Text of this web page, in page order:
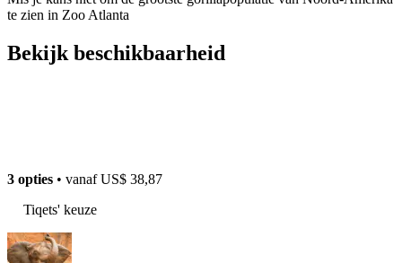
te zien in Zoo Atlanta
Bekijk beschikbaarheid
3 opties • vanafUS$ 38,87
Tiqets' keuze